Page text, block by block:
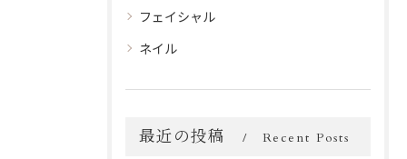
フェイシャル
ネイル
最近の投稿 Recent Posts